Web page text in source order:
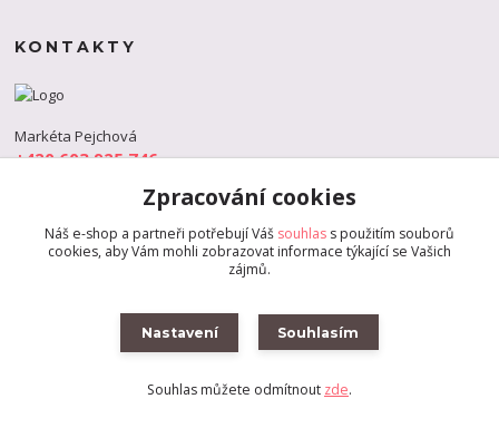
KONTAKTY
Markéta Pejchová
+420 603 925 746
info@s-dance.cz
Vytvořeno na Eshop-rychle.cz
Zpracování cookies
Náš e-shop a partneři potřebují Váš souhlas s použitím souborů
cookies, aby Vám mohli zobrazovat informace týkající se Vašich
zájmů.
Nastavení Souhlasím
Souhlas můžete odmítnout zde.